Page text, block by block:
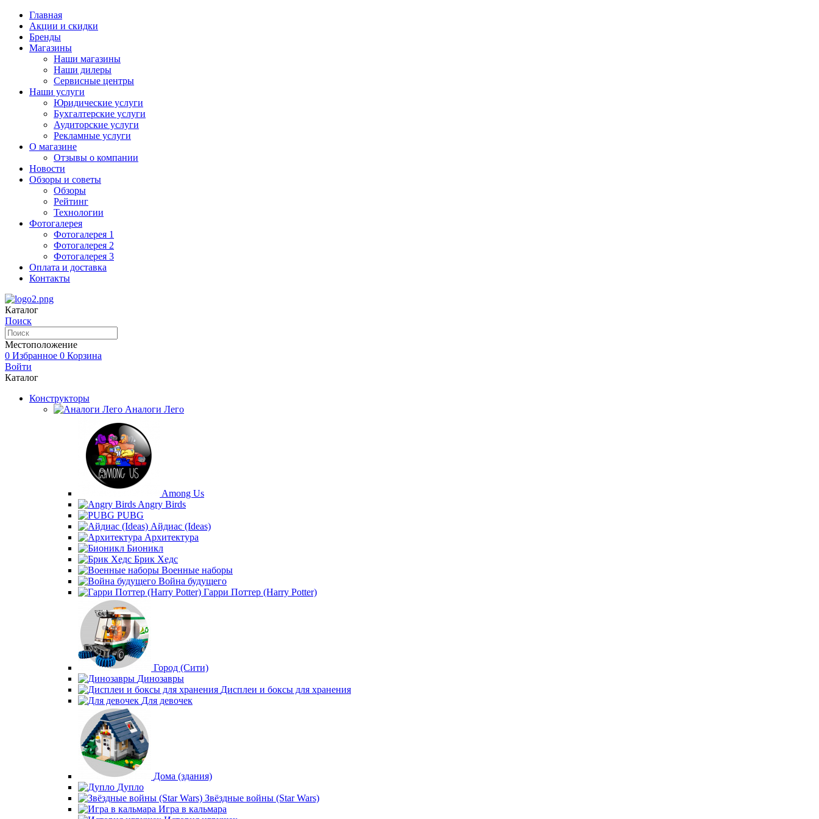
Главная
Акции и скидки
Бренды
Магазины
Наши магазины
Наши дилеры
Сервисные центры
Наши услуги
Юридические услуги
Бухгалтерские услуги
Аудиторские услуги
Рекламные услуги
О магазине
Отзывы о компании
Новости
Обзоры и советы
Обзоры
Рейтинг
Технологии
Фотогалерея
Фотогалерея 1
Фотогалерея 2
Фотогалерея 3
Оплата и доставка
Контакты
Каталог
Поиск
Местоположение
0 Избранное 0 Корзина
Войти
Каталог
Конструкторы
Аналоги Лего
Among Us
Angry Birds
PUBG
Айдиас (Ideas)
Архитектура
Бионикл
Брик Хедс
Военные наборы
Война будущего
Гарри Поттер (Harry Potter)
Город (Сити)
Динозавры
Дисплеи и боксы для хранения
Для девочек
Дома (здания)
Дупло
Звёздные войны (Star Wars)
Игра в кальмара